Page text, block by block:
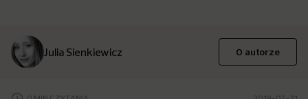
Julia Sienkiewicz O autorze